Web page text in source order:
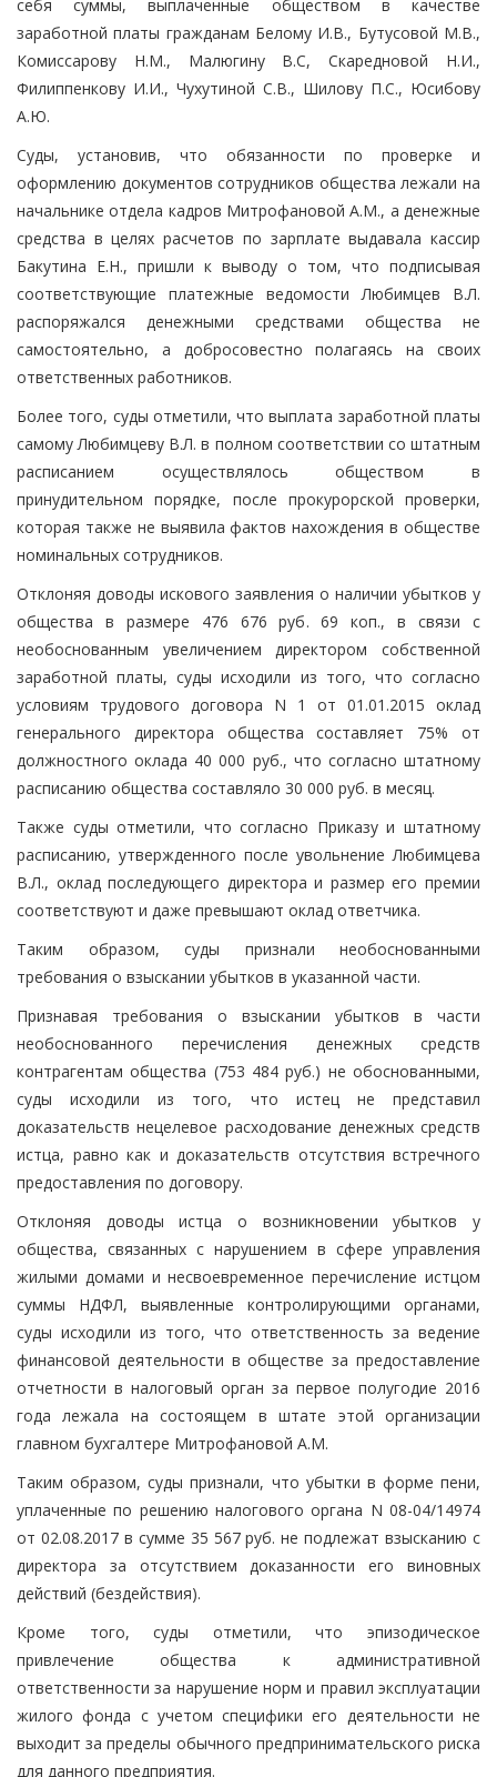
себя суммы, выплаченные обществом в качестве
заработной платы гражданам Белому И.В., Бутусовой М.В.,
Комиссарову Н.М., Малюгину В.С, Скаредновой Н.И.,
Филиппенкову И.И., Чухутиной С.В., Шилову П.С., Юсибову
А.Ю.
Суды, установив, что обязанности по проверке и
оформлению документов сотрудников общества лежали на
начальнике отдела кадров Митрофановой А.М., а денежные
средства в целях расчетов по зарплате выдавала кассир
Бакутина Е.Н., пришли к выводу о том, что подписывая
соответствующие платежные ведомости Любимцев В.Л.
распоряжался денежными средствами общества не
самостоятельно, а добросовестно полагаясь на своих
ответственных работников.
Более того, суды отметили, что выплата заработной платы
самому Любимцеву В.Л. в полном соответствии со штатным
расписанием осуществлялось обществом в
принудительном порядке, после прокурорской проверки,
которая также не выявила фактов нахождения в обществе
номинальных сотрудников.
Отклоняя доводы искового заявления о наличии убытков у
общества в размере 476 676 руб. 69 коп., в связи с
необоснованным увеличением директором собственной
заработной платы, суды исходили из того, что согласно
условиям трудового договора N 1 от 01.01.2015 оклад
генерального директора общества составляет 75% от
должностного оклада 40 000 руб., что согласно штатному
расписанию общества составляло 30 000 руб. в месяц.
Также суды отметили, что согласно Приказу и штатному
расписанию, утвержденного после увольнение Любимцева
В.Л., оклад последующего директора и размер его премии
соответствуют и даже превышают оклад ответчика.
Таким образом, суды признали необоснованными
требования о взыскании убытков в указанной части.
Признавая требования о взыскании убытков в части
необоснованного перечисления денежных средств
контрагентам общества (753 484 руб.) не обоснованными,
суды исходили из того, что истец не представил
доказательств нецелевое расходование денежных средств
истца, равно как и доказательств отсутствия встречного
предоставления по договору.
Отклоняя доводы истца о возникновении убытков у
общества, связанных с нарушением в сфере управления
жилыми домами и несвоевременное перечисление истцом
суммы НДФЛ, выявленные контролирующими органами,
суды исходили из того, что ответственность за ведение
финансовой деятельности в обществе за предоставление
отчетности в налоговый орган за первое полугодие 2016
года лежала на состоящем в штате этой организации
главном бухгалтере Митрофановой А.М.
Таким образом, суды признали, что убытки в форме пени,
уплаченные по решению налогового органа N 08-04/14974
от 02.08.2017 в сумме 35 567 руб. не подлежат взысканию с
директора за отсутствием доказанности его виновных
действий (бездействия).
Кроме того, суды отметили, что эпизодическое
привлечение общества к административной
ответственности за нарушение норм и правил эксплуатации
жилого фонда с учетом специфики его деятельности не
выходит за пределы обычного предпринимательского риска
для данного предприятия.